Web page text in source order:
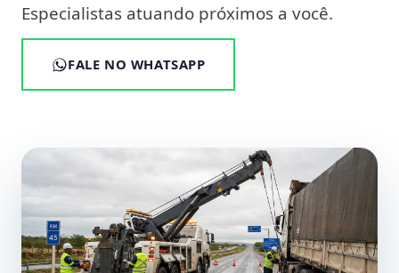
Especialistas atuando próximos a você.
FALE NO WHATSAPP